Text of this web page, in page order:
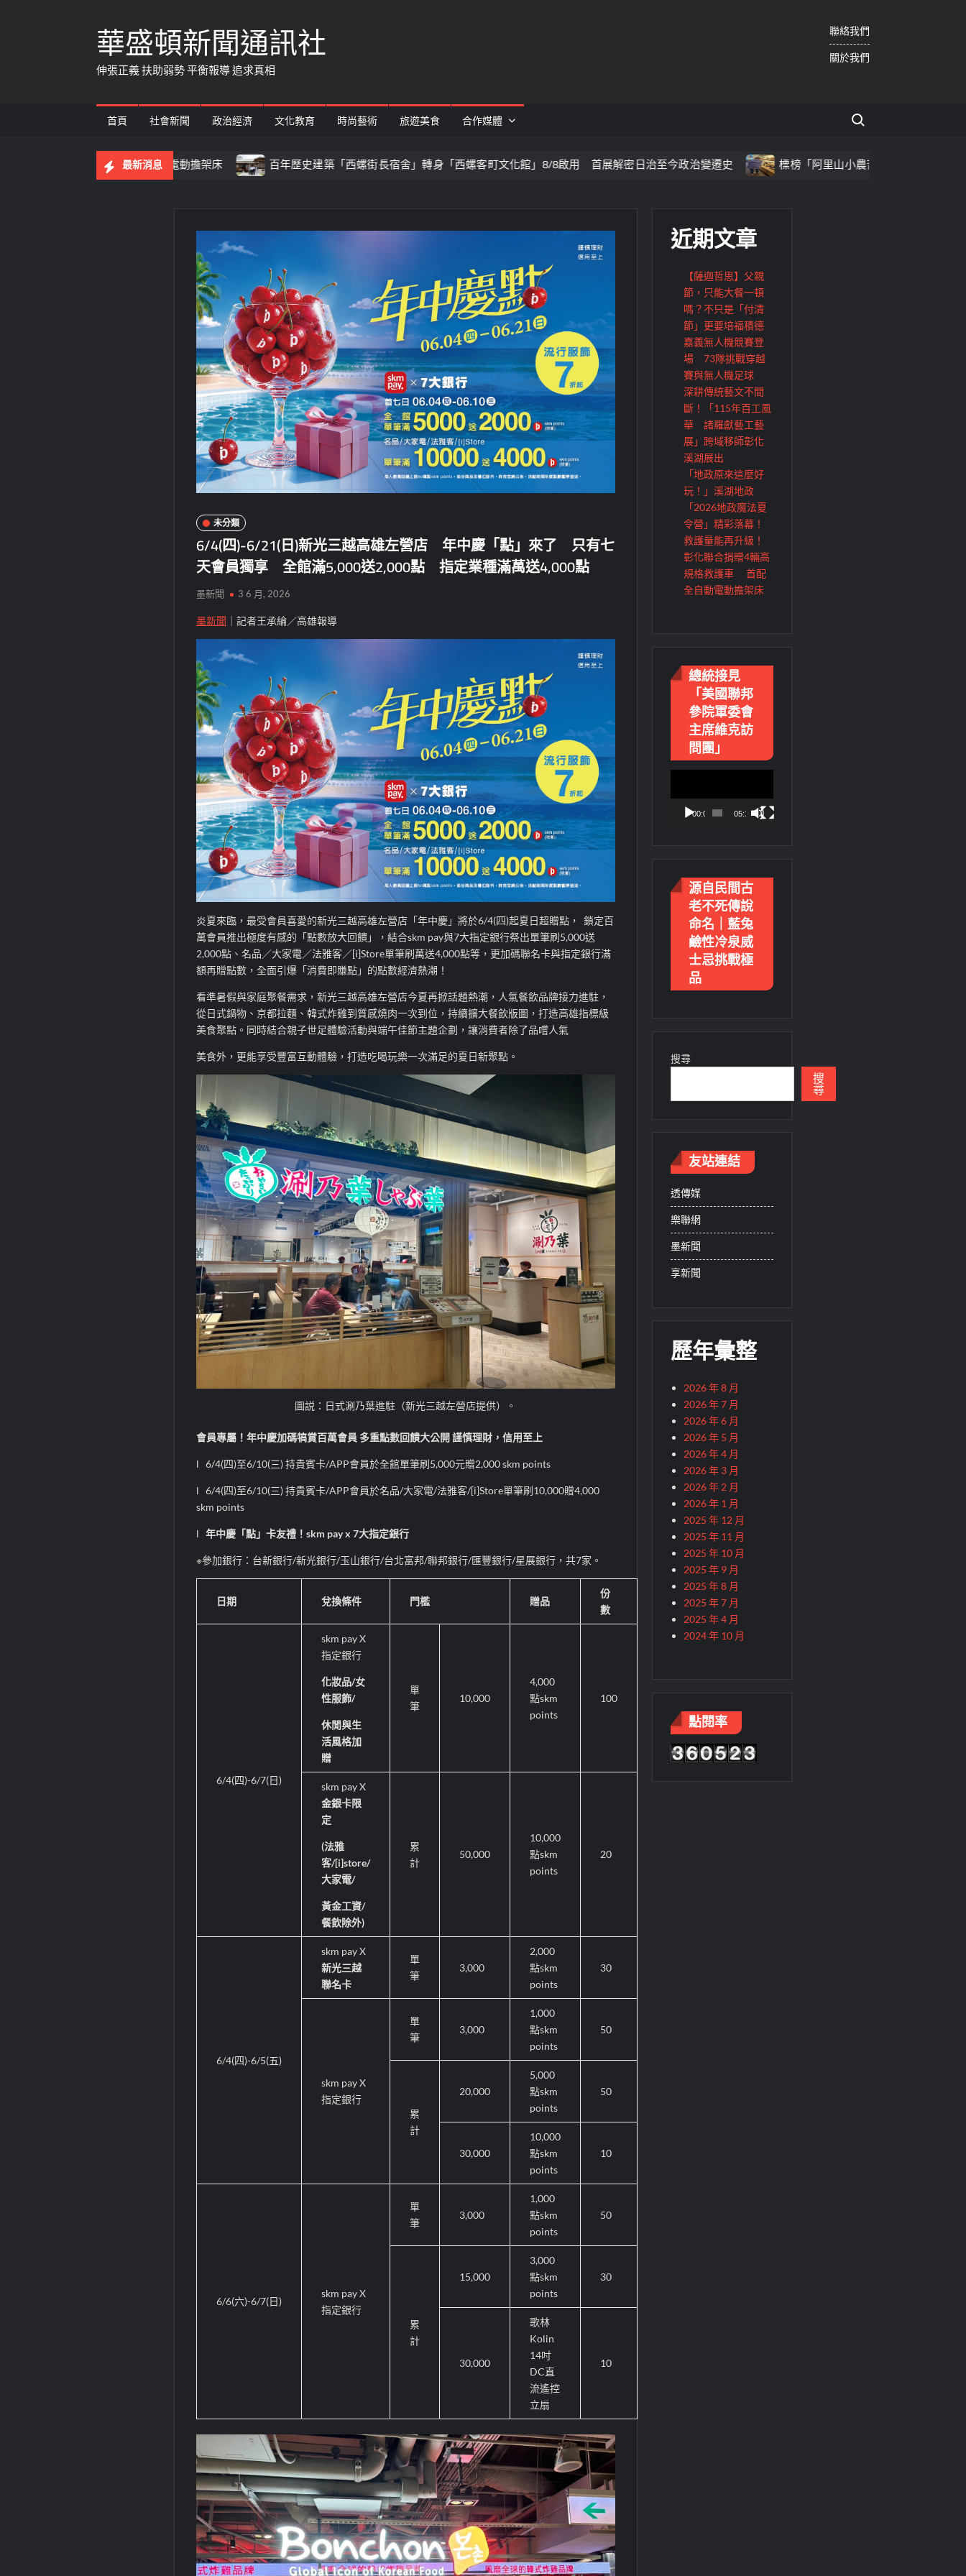
華盛頓新聞通訊社
伸張正義 扶助弱勢 平衡報導 追求真相
聯絡我們
關於我們
首頁 社會新聞 政治經濟 文化教育 時尚藝術 旅遊美食 合作媒體
Search for:
最新消息
車 首配全自動電動擔架床 百年歷史建築「西螺街長宿舍」轉身「西螺客町文化館」8/8啟用 首展解密日治至今政治變遷史 標榜「阿里山小農苦茶籽」 威加拿不出原料證明 北
未分類
6/4(四)-6/21(日)新光三越高雄左營店 年中慶「點」來了 只有七
天會員獨享 全館滿5,000送2,000點 指定業種滿萬送4,000點
墨新聞 3 6 月, 2026
墨新聞 ｜記者王承綸／高雄報導
炎夏來臨，最受會員喜愛的新光三越高雄左營店「年中慶」將於6/4(四)起夏日超贈點，
鎖定百
萬會員推出極度有感的「點數放大回饋」，結合skm pay與7大指定銀行祭出單筆刷5,000送
2,000點、名品／大家電／法雅客／[i]Store單筆刷萬送4,000點等，更加碼聯名卡與指定銀行滿
額再贈點數，全面引爆「消費即賺點」的點數經濟熱潮！
看準暑假與家庭聚餐需求，新光三越高雄左營店今夏再掀話題熱潮，人氣餐飲品牌接力進駐，
從日式鍋物、京都拉麵、韓式炸雞到質感燒肉一次到位，持續擴大餐飲版圖，打造高雄指標級
美食聚點。同時結合親子世足體驗活動與端午佳節主題企劃，讓消費者除了品嚐人氣
美食外，更能享受豐富互動體驗，打造吃喝玩樂一次滿足的夏日新聚點。
圖説：日式涮乃葉進駐（新光三越左營店提供）。
會員專屬！年中慶加碼犒賞百萬會員 多重點數回饋大公開謹慎理財，信用至上
l 6/4(四)至6/10(三)持貴賓卡/APP會員於全館單筆刷5,000元贈2,000 skm points
l 6/4(四)至6/10(三)持貴賓卡/APP會員於名品/大家電/法雅客/[i]Store單筆刷10,000贈4,000
skm points
l 年中慶「點」卡友禮！ skm pay x 7大指定銀行
※參加銀行：台新銀行/新光銀行/玉山銀行/台北富邦/聯邦銀行/匯豐銀行/星展銀行，共7家。
日期 兌換條件 門檻 贈品
份
數
6/4(四)-6/7(日)
skm pay X
指定銀行
化妝品/女
性服飾/
休閒與生
活風格加
贈
單
筆
10,000
4,000
點skm
points
100
skm pay X
金銀卡限
定
(法雅
客/[i]store/
大家電/
黃金工資/
餐飲除外)
累
計
50,000
10,000
點skm
points
20
6/4(四)-6/5(五)
skm pay X
新光三越
聯名卡
單
筆
3,000
2,000
點skm
points
30
skm pay X
指定銀行
單
筆
3,000
1,000
點skm
points
50
累
計
20,000
5,000
點skm
points
50
30,000
10,000
點skm
points
10
6/6(六)-6/7(日)
skm pay X
指定銀行
單
筆
3,000
1,000
點skm
points
50
累
計
15,000
3,000
點skm
points
30
30,000
歌林
Kolin
14吋
DC直
流遙控
立扇
10
近期文章
【薩迦哲思】父親
節，只能大餐一頓
嗎？不只是「付清
節」更要培福積德
嘉義無人機競賽登
場 73隊挑戰穿越
賽與無人機足球
深耕傳統藝文不間
斷！「115年百工風
華 諸羅獻藝工藝
展」跨域移師彰化
溪湖展出
「地政原來這麼好
玩！」溪湖地政
「2026地政魔法夏
令營」精彩落幕！
救護量能再升級！
彰化聯合捐贈4輛高
規格救護車 首配
全自動電動擔架床
總統接見
「美國聯邦
參院軍委會
主席維克訪
問團」
00:00 05:18
源自民間古
老不死傳說
命名｜藍兔
鹼性冷泉威
士忌挑戰極
品
搜尋
搜
尋
友站連結
透傳媒
樂聯網
墨新聞
享新聞
歷年彙整
2026 年 8 月
2026 年 7 月
2026 年 6 月
2026 年 5 月
2026 年 4 月
2026 年 3 月
2026 年 2 月
2026 年 1 月
2025 年 12 月
2025 年 11 月
2025 年 10 月
2025 年 9 月
2025 年 8 月
2025 年 7 月
2025 年 4 月
2024 年 10 月
點閱率